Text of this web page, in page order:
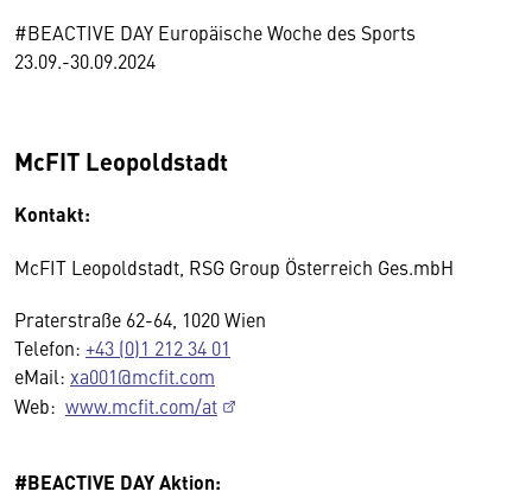
#BEACTIVE DAY Europäische Woche des Sports
23.09.-30.09.2024
McFIT Leopoldstadt
Kontakt:
McFIT Leopoldstadt, RSG Group Österreich Ges.mbH
Praterstraße 62-64, 1020 Wien
Telefon: +43 (0)1 212 34 01
eMail: xa001@mcfit.com
Web: www.mcfit.com/at
#BEACTIVE DAY Aktion: